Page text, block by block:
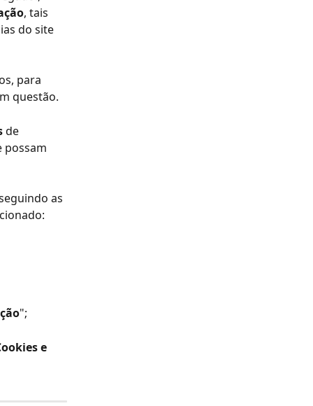
, tais
do site
para
questão.
de
possam
as
";
e